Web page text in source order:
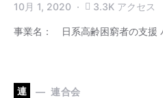
10月 1, 2020 3.3K アクセス
事業名： 日系高齢困窮者の支援
連 連合会